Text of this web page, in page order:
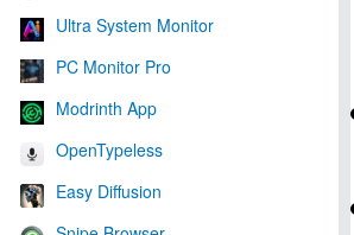
Ultra System Monitor
PC Monitor Pro
Modrinth App
OpenTypeless
Easy Diffusion